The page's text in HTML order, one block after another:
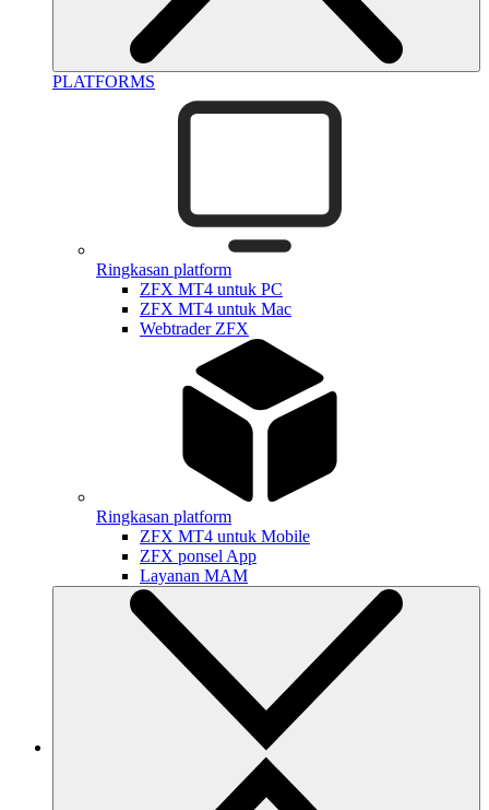
PLATFORMS
Ringkasan platform
ZFX MT4 untuk PC
ZFX MT4 untuk Mac
Webtrader ZFX
Ringkasan platform
ZFX MT4 untuk Mobile
ZFX ponsel App
Layanan MAM